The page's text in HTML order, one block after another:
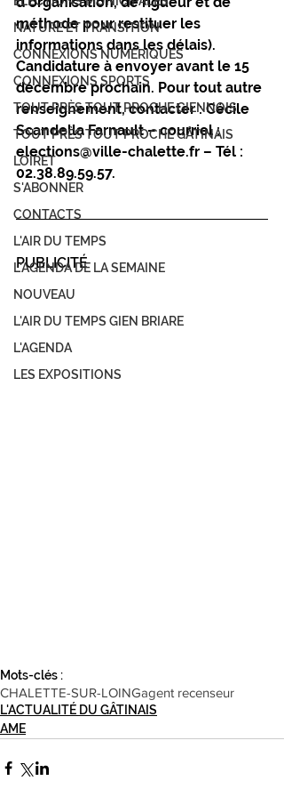
NATURE ET TRANSITION
CONNEXIONS NUMÉRIQUES
CONNEXIONS SPORTS
TOUT PRÈS TOUT PROCHE GIENNOIS
TOUT PRÈS TOUT PROCHE GÂTINAIS
LOIRET
S'ABONNER
CONTACTS
L'AIR DU TEMPS
L'AGENDA DE LA SEMAINE
NOUVEAU
L'AIR DU TEMPS GIEN BRIARE
L'AGENDA
LES EXPOSITIONS
méthode pour restituer les
informations dans les délais).
Candidature à envoyer avant le 15
décembre prochain. Pour tout autre
renseignement, contacter : Cécile
Scandella Farnault – courriel :
elections@ville-chalette.fr – Tél :
02.38.89.59.57.
PUBLICITÉ
Mots-clés :
CHALETTE-SUR-LOINGagent recenseur
L'ACTUALITÉ DU GÂTINAIS
AME